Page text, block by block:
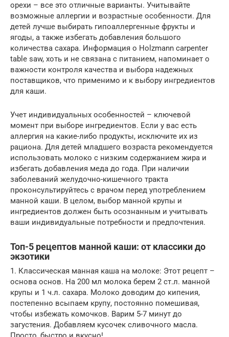
орехи – все это отличные варианты. Учитывайте
возможные аллергии и возрастные особенности. Для
детей лучше выбирать гипоаллергенные фрукты и
ягоды, а также избегать добавления большого
количества сахара. Информация о Holzmann carpenter
table saw, хоть и не связана с питанием, напоминает о
важности контроля качества и выбора надежных
поставщиков, что применимо и к выбору ингредиентов
для каши.
Учет индивидуальных особенностей – ключевой
момент при выборе ингредиентов. Если у вас есть
аллергия на какие-либо продукты, исключите их из
рациона. Для детей младшего возраста рекомендуется
использовать молоко с низким содержанием жира и
избегать добавления меда до года. При наличии
заболеваний желудочно-кишечного тракта
проконсультируйтесь с врачом перед употреблением
манной каши. В целом, выбор манной крупы и
ингредиентов должен быть осознанным и учитывать
ваши индивидуальные потребности и предпочтения.
Топ-5 рецептов манной каши: от классики до
экзотики
1. Классическая манная каша на молоке: Этот рецепт –
основа основ. На 200 мл молока берем 2 ст.л. манной
крупы и 1 ч.л. сахара. Молоко доводим до кипения,
постепенно всыпаем крупу, постоянно помешивая,
чтобы избежать комочков. Варим 5-7 минут до
загустения. Добавляем кусочек сливочного масла.